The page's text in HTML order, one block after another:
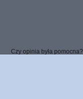
Czy opinia była pomocna?